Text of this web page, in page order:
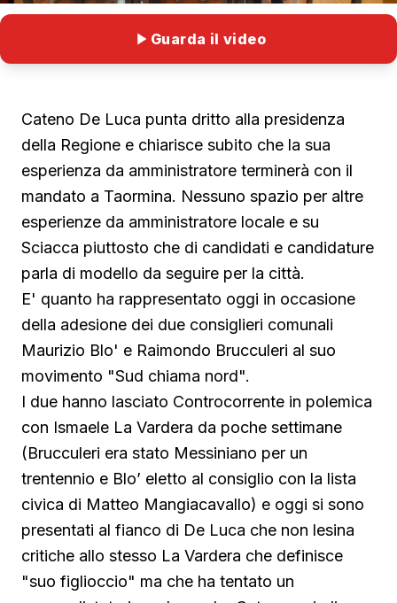
Guarda il video
Cateno De Luca punta dritto alla presidenza
della Regione e chiarisce subito che la sua
esperienza da amministratore terminerà con il
mandato a Taormina. Nessuno spazio per altre
esperienze da amministratore locale e su
Sciacca piuttosto che di candidati e candidature
parla di modello da seguire per la città.
E' quanto ha rappresentato oggi in occasione
della adesione dei due consiglieri comunali
Maurizio Blo' e Raimondo Brucculeri al suo
movimento "Sud chiama nord".
I due hanno lasciato Controcorrente in polemica
con Ismaele La Vardera da poche settimane
(Brucculeri era stato Messiniano per un
trentennio e Blo’ eletto al consiglio con la lista
civica di Matteo Mangiacavallo) e oggi si sono
presentati al fianco di De Luca che non lesina
critiche allo stesso La Vardera che definisce
"suo figlioccio" ma che ha tentato un